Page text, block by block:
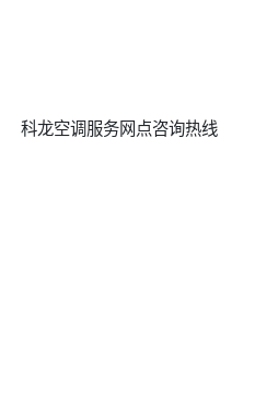
科龙空调服务网点咨询热线